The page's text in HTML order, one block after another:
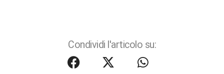
Condividi l'articolo su: